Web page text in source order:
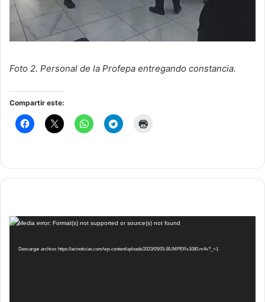
Foto 2. Personal de la Profepa entregando constancia.
Compartir este:
Reproductor
vídeo
Media error: Format(s) not supported or source(s) not found
Descargar archivo: https://acinoticias.com/wp-content/uploads/2023/05/05-BUMPERx1080.m4v?_=1